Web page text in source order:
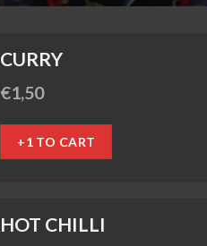
CURRY
€1,50
+1 TO CART
HOT CHILLI